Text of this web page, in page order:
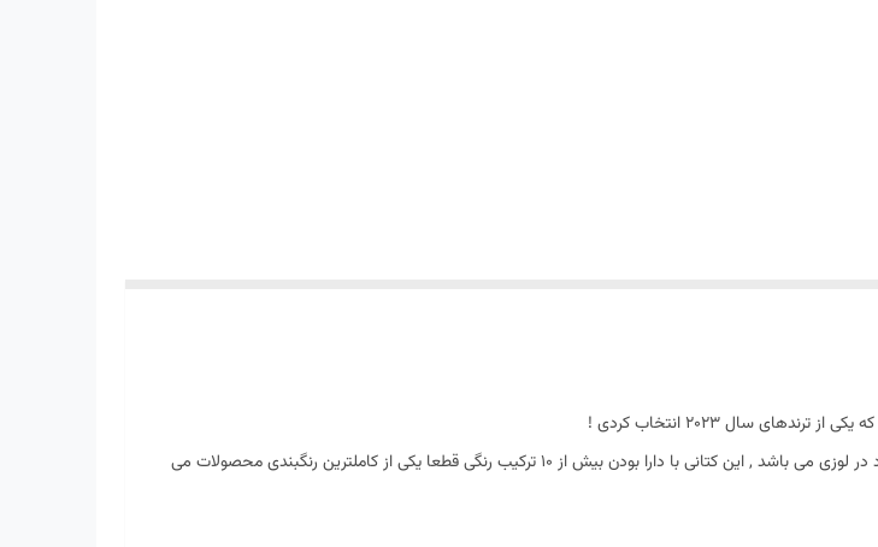
سری کتانی نیوبالانس 9060 جزو پرفروش ترین و با کیفیت ترین کفش های نیوکالشن موجود در لوزی می باشد , این کتانی با دارا بودن بیش از 10 ترکیب رنگی قطعا یکی از کاملترین رنگبندی محصولات می